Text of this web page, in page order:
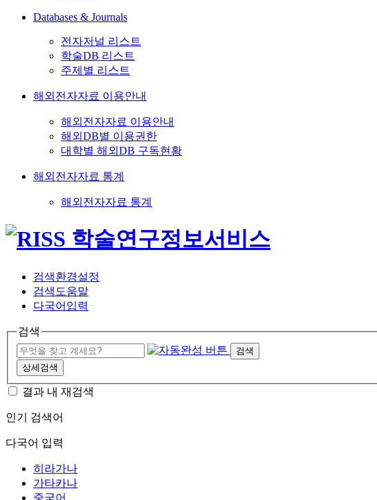
Databases & Journals
전자저널 리스트
학술DB 리스트
주제별 리스트
해외전자자료 이용안내
해외전자자료 이용안내
해외DB별 이용권한
대학별 해외DB 구독현황
해외전자자료 통계
해외전자자료 통계
검색환경설정
검색도움말
다국어입력
검색
검색
상세검색
결과 내 재검색
인기 검색어
다국어 입력
히라가나
가타카나